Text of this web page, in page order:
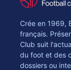
Crée en 1969,
français.
Club suit
du foot et des
dossiers ou